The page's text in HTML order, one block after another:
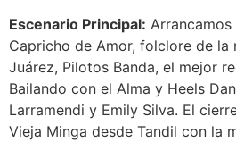
Escenario Principal:
Capricho de Amor, folclore de la
Juárez, Pilotos Banda, el mejor
Bailando con el Alma y Heels
Larramendi y Emily Silva. El
Vieja Minga desde Tandil con la